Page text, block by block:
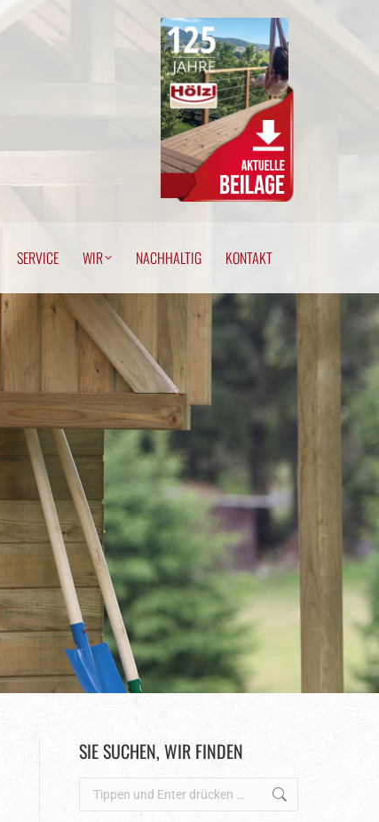
SERVICE WIR NACHHALTIG KONTAKT
SIE SUCHEN, WIR FINDEN
Search:
NACHHALTIG KONTAKT